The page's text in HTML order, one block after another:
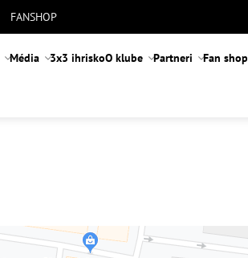
FANSHOP
Média 3x3 ihriskoO klube Partneri Fan shop